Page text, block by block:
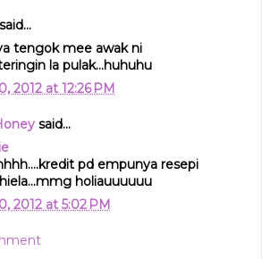
tengok mee awak ni
la pulak...huhuhu
2012 at 12:26 PM
said...
pd empunya resepi
holiauuuuuu
2012 at 5:02 PM